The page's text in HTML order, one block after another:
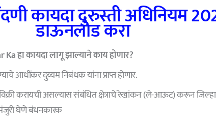
कायदा दुरुस्ती अधिनियम
डाऊनलोड करा
हा कायदा लागू झाल्याने काय होणार?
आधींकर दुय्यम निबंधक यांना प्राप्त होणार.
करायची असल्यास संबंधित क्षेत्राचे रेखांकन (ले-आऊट) करून
मंजुरी घेणे बंधनकारक